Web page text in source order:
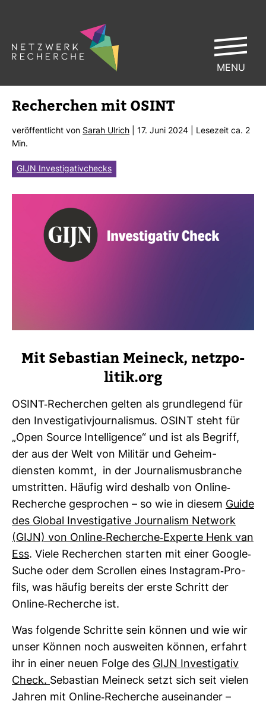
Recher­chen mit OSINT
ver­öf­fent­licht von Sarah Ulrich | 17. Juni 2024 | Lese­zeit ca. 2
Min.
GIJN Investigativchecks
Mit Sebas­tian Meineck, netz­po­
litik.org
OSINT-​Recher­chen gelten als grund­le­gend für
den Inves­ti­ga­ti­vjour­na­lismus. OSINT steht für
„Open Source Intel­li­gence“ und ist als Begriff,
der aus der Welt von Militär und Geheim­
diensten kommt, in der Jour­na­lis­mus­branche
umstritten. Häufig wird des­halb von Online-​
Recherche gespro­chen – so wie in diesem Guide
des Global Inves­ti­ga­tive Jour­na­lism Net­work
(GIJN) von Online-​Recherche-​Experte Henk van
Ess. Viele Recher­chen starten mit einer Google-​
Suche oder dem Scrollen eines Insta­gram-​Pro­
fils, was häufig bereits der erste Schritt der
Online-​Recherche ist.
Was fol­gende Schritte sein können und wie wir
unser Können noch aus­weiten können, erfahrt
ihr in einer neuen Folge des GIJN Inves­ti­gativ
Check. Sebas­tian Meineck setzt sich seit vielen
Jahren mit Online-​Recherche aus­ein­ander –
MENU